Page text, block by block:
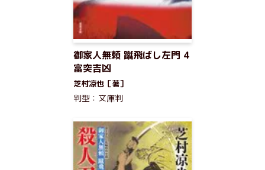
御家人無頼 蹴飛ばし左門 4
富突吉凶
芝村凉也［著］
判型：文庫判